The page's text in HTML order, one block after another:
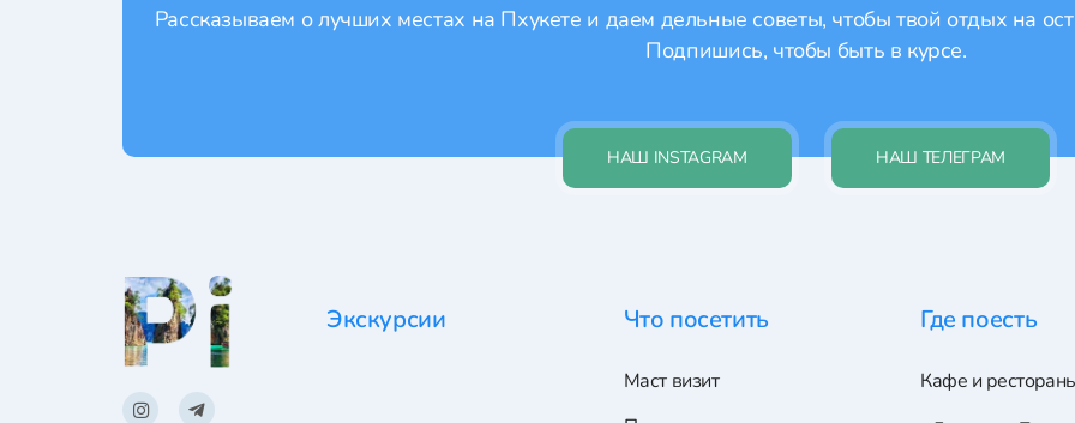
Рассказываем о лучших местах на Пхукете и даем дельные советы, чтобы твой отдых на
Подпишись, чтобы быть в курсе.
НАШ INSTAGRAM НАШ ТЕЛЕГРАМ
Экскурсии Что посетить
Маст визит
Где поесть
Кафе и